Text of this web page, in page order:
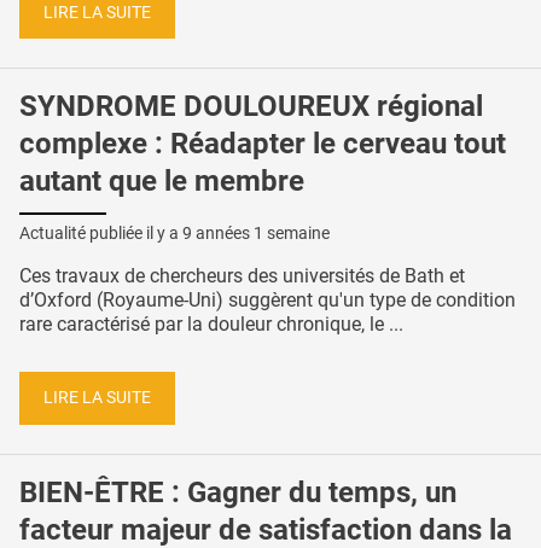
LIRE LA SUITE
SYNDROME DOULOUREUX régional
complexe : Réadapter le cerveau tout
autant que le membre
Actualité publiée il y a 9 années 1 semaine
Ces travaux de chercheurs des universités de Bath et
d’Oxford (Royaume-Uni) suggèrent qu'un type de condition
rare caractérisé par la douleur chronique, le ...
LIRE LA SUITE
BIEN-ÊTRE : Gagner du temps, un
facteur majeur de satisfaction dans la